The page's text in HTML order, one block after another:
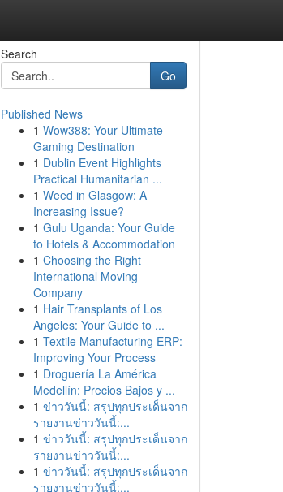
Search
Go
Published News
1 Wow388: Your Ultimate
Gaming Destination
1 Dublin Event Highlights
Practical Humanitarian ...
1 Weed in Glasgow: A
Increasing Issue?
1 Gulu Uganda: Your Guide
to Hotels & Accommodation
1 Choosing the Right
International Moving
Company
1 Hair Transplants of Los
Angeles: Your Guide to ...
1 Textile Manufacturing ERP:
Improving Your Process
1 Droguería La América
Medellín: Precios Bajos y ...
1 ข่าววันนี้: สรุปทุกประเด็นจาก
รายงานข่าววันนี้:...
1 ข่าววันนี้: สรุปทุกประเด็นจาก
รายงานข่าววันนี้:...
1 ข่าววันนี้: สรุปทุกประเด็นจาก
รายงานข่าววันนี้:...